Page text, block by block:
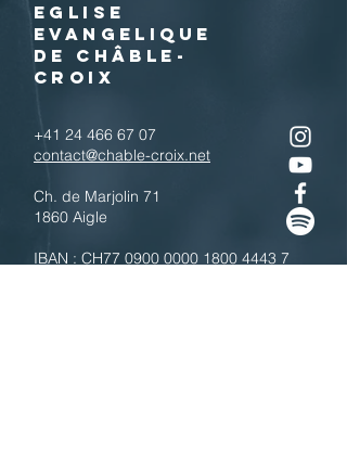
EGLISE
EVANGELIQUE
DE CHÂBLE-
CROIX
+41 24 466 67 07
contact@chable-croix.net
Ch. de Marjolin 71
1860 Aigle
IBAN : CH77 0900 0000 1800 4443 7